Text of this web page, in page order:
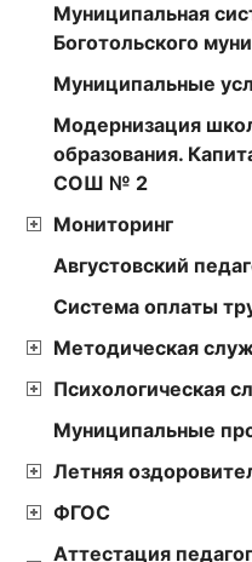
Муниципальная
Боготольского
Муниципальные
Модернизация
образования.
СОШ № 2
Мониторинг
Августовский
Cистема оплаты
Методическая
Психологическая
Муниципальные
Летняя
ФГОС
Аттестация